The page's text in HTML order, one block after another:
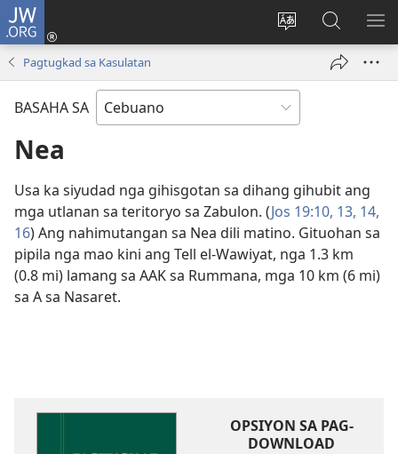
JW.ORG
Ilisi
pinulongan
sa
site
Log
ug
Pangitaa
sa
JW.ORG
Pagtugkad sa Kasulatan
BASAHA SA
Nea
Usa ka siyudad nga gihisgotan sa dihang gihubit ang
mga utlanan sa teritoryo sa Zabulon. (Jos 19:​10, 13, 14,
16) Ang nahimutangan sa Nea dili matino. Gituohan sa
pipila nga mao kini ang Tell el-Wawiyat, nga 1.3 km
(0.8 mi) lamang sa AAK sa Rummana, mga 10 km (6 mi)
sa A sa Nasaret.
OPSIYON SA PAG-
DOWNLOAD